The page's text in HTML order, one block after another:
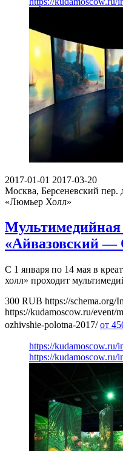
2017-01-01 2017-03-20
Москва, Берсеневский пер.
«Люмьер Холл»
«Айвазовский —
С 1 января по 14 мая в
холл» проходит
300 RUB https://schema.org/
https://kudamoscow.ru/event/
ozhivshie-polotna-2017/ от
https://kudamoscow.ru/
https://kudamoscow.ru/